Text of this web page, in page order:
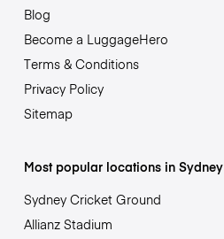
Blog
Become a LuggageHero
Terms & Conditions
Privacy Policy
Sitemap
Most popular locations in Sydney
Sydney Cricket Ground
Allianz Stadium